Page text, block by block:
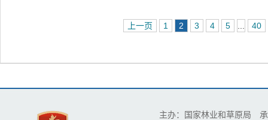
上一页 1 2 3 4 5 ... 40
主办：国家林业和草原局